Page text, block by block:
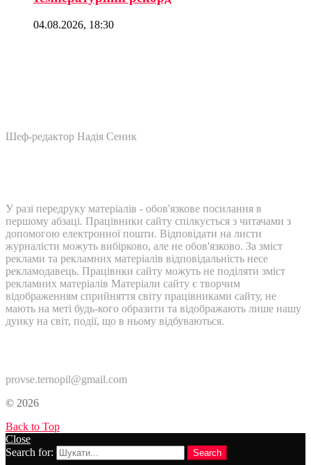
04.08.2026, 18:30
Шеф-редактор Надія Сеник
У разі передруку матеріалів - обов'язкове посилання в
першому абзаці. Працівники сайту спілкується з читачами з
допомогою електронної пошти. Відповідати на листи
журналісти можуть вибірково, але не обов'язково. За зміст
реклами та рекламних матеріалів відповідальність несе
рекламодавець. Працівнки сайту можуть не поділяти зміст
рекламних матеріалів Матеріали сайту є творчим
відображенням сприйняття світу працівниками сайту, не
мають на меті будь-кого образити та відображають лише нашу
дуику на світ, події, що в ньому відбуваються.
provse.ternopil@gmail.com
© 2026
Back to Top
Close
Search for:
Search